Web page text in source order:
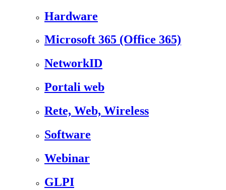
Hardware
Microsoft 365 (Office 365)
NetworkID
Portali web
Rete, Web, Wireless
Software
Webinar
GLPI